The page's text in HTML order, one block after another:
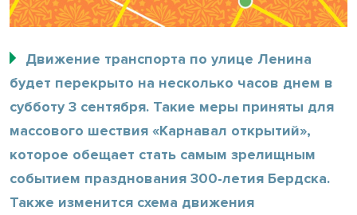
Движение транспорта по улице Ленина
будет перекрыто на несколько часов днем в
субботу 3 сентября. Такие меры приняты для
массового шествия «Карнавал открытий»,
которое обещает стать самым зрелищным
событием празднования 300-летия Бердска.
Также изменится схема движения